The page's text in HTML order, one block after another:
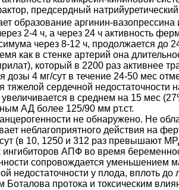
предсердный
образование аргинин-вазопрессина
2-4 ч, а через 24 ч активность
через 8-12 ч, продолжается до
как в стенке артерий она
который в 2200 раз активнее
4 мг/сут в течение 24-50 мес
сердечной недостаточности
в среднем на 15 мес
АД более 125/90 мм рт.ст.
не обнаружено. Не
неблагоприятного действия на
сут (в 10, 1250 и 312 раз превышают
ингибиторов АПФ во время
сопровождается уменьшением
недостаточности у плода, вплоть до
протока и токсическим